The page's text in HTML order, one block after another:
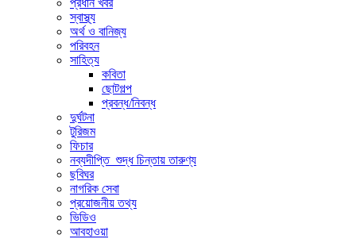
প্রধান খবর
স্বাস্থ্য
অর্থ ও বানিজ্য
পরিবহন
সাহিত্য
কবিতা
ছোটগল্প
প্রবন্ধ/নিবন্ধ
দুর্ঘটনা
টুরিজম
ফিচার
নব্যদীপ্তি_শুদ্ধ চিন্তায় তারুণ্য
ছবিঘর
নাগরিক সেবা
প্রয়োজনীয় তথ্য
ভিডিও
আবহাওয়া